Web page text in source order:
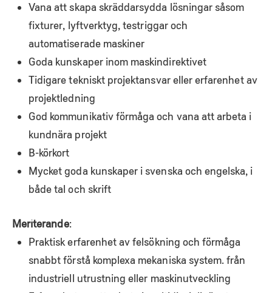
Vana att skapa skräddarsydda lösningar såsom
fixturer, lyftverktyg, testriggar och
automatiserade maskiner
Goda kunskaper inom maskindirektivet
Tidigare tekniskt projektansvar eller erfarenhet av
projektledning
God kommunikativ förmåga och vana att arbeta i
kundnära projekt
B-körkort
Mycket goda kunskaper i svenska och engelska, i
både tal och skrift
Meriterande:
Praktisk erfarenhet av felsökning och förmåga
snabbt förstå komplexa mekaniska system. från
industriell utrustning eller maskinutveckling